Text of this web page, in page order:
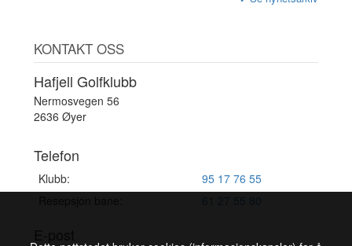
KONTAKT OSS
Hafjell Golfklubb
Nermosvegen 56
2636 Øyer
Telefon
Klubb:
95 17 76 55